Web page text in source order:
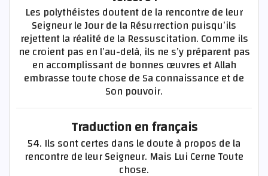
Les polythéistes doutent de la rencontre de leur
Seigneur le Jour de la Résurrection puisqu’ils
rejettent la réalité de la Ressuscitation. Comme ils
ne croient pas en l’au-delà, ils ne s’y préparent pas
en accomplissant de bonnes œuvres et Allah
embrasse toute chose de Sa connaissance et de
Son pouvoir.
Traduction en français
54. Ils sont certes dans le doute à propos de la
rencontre de leur Seigneur. Mais Lui Cerne Toute
chose.